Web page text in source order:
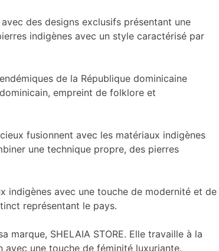
des designs exclusifs présentant une
indigènes avec un style caractérisé par
de la République dominicaine
empreint de folklore et
fusionnent avec les matériaux indigènes
une technique propre, des pierres
indigènes avec une touche de modernité et de
représentant le pays.
marque, SHELAIA STORE. Elle travaille à la
une touche de féminité luxuriante.